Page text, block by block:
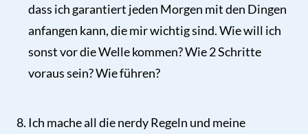
dass ich garantiert jeden Morgen mit den Dingen
anfangen kann, die mir wichtig sind. Wie will ich
sonst vor die Welle kommen? Wie 2 Schritte
voraus sein? Wie führen?
Ich mache all die nerdy Regeln und meine